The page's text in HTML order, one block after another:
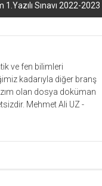
Sınavı 2022-2023
ve fen bilimleri
kadarıyla diğer branş
olan dosya doküman
Mehmet Ali UZ -